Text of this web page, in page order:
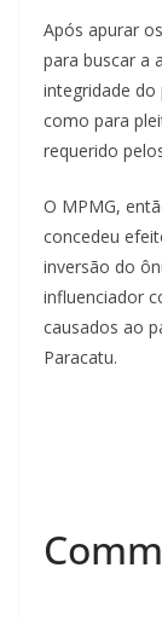
Após apurar
para buscar a
integridade
como para
requerido
O MPMG,
concedeu
inversão do
influenciador
causados ao
Paracatu.